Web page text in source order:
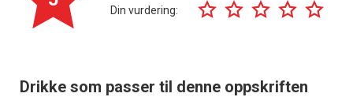
Din vurdering:
Drikke som passer til denne oppskriften